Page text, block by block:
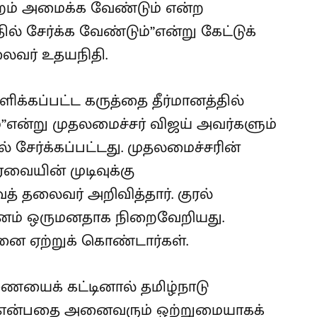
அமைக்க வேண்டும் என்ற
சேர்க்க வேண்டும்”என்று கேட்டுக்
உதயநிதி.
கருத்தை தீர்மானத்தில்
முதலமைச்சர் விஜய் அவர்களும்
முதலமைச்சரின்
முடிவுக்கு
தலைவர் அறிவித்தார். குரல்
ஒருமனதாக நிறைவேறியது.
ஏற்றுக் கொண்டார்கள்.
கட்டினால் தமிழ்நாடு
என்பதை அனைவரும் ஒற்றுமையாகக்